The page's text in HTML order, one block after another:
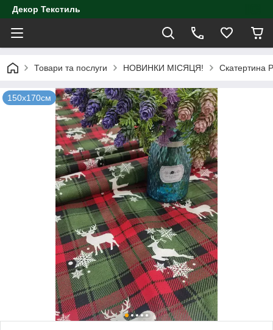
Декор Текстиль
Товари та послуги НОВИНКИ МІСЯЦЯ! Скатертина
150х170см